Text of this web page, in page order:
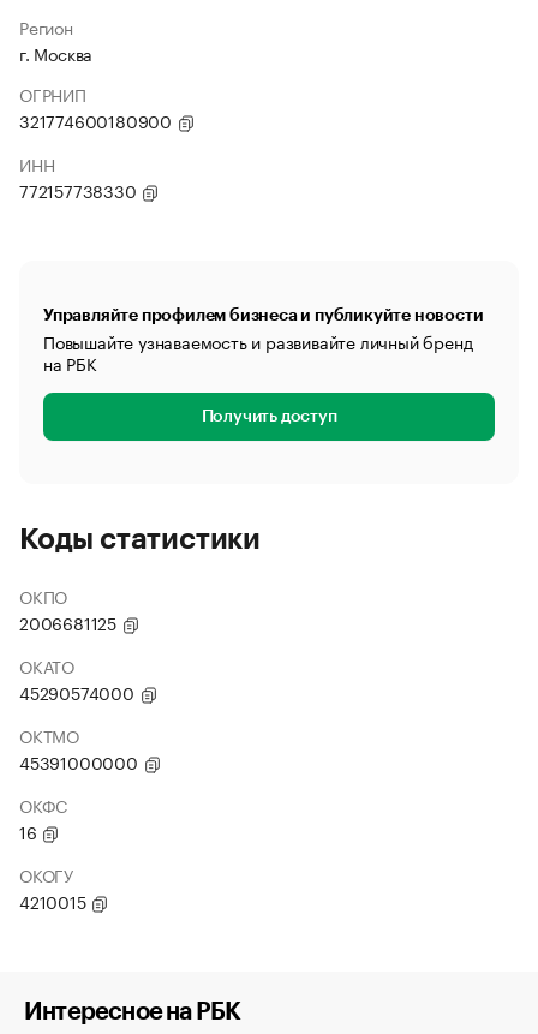
Регион
г. Москва
ОГРНИП
321774600180900
ИНН
772157738330
Управляйте профилем бизнеса и публикуйте новости
Повышайте узнаваемость и развивайте личный бренд
на РБК
Получить доступ
Коды статистики
ОКПО
2006681125
ОКАТО
45290574000
ОКТМО
45391000000
ОКФС
16
ОКОГУ
4210015
Интересное на РБК